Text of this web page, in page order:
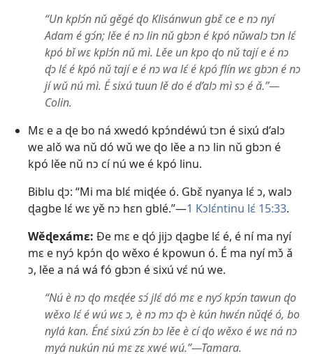
“Un kplɔ́n nǔ gěgé ɖo Klisánwun gbɛ̌ ce e nɔ nyí
Adam é gɔ́n; lěe é nɔ lin nǔ gbɔn é kpó nǔwalɔ tɔn lɛ́
kpó bǐ wɛ kplɔ́n nǔ mì. Lěe un kpo ɖo nǔ tají e é nɔ
ɖɔ lɛ́ é kpó nǔ tají e é nɔ wa lɛ́ é kpó flín wɛ gbɔn é nɔ
jí wǔ nú mì. É sixú tuun lě do é d’alɔ mì sɔ é ǎ.”—
Colin.
Mɛ e a ɖe bo ná xwedó kpɔ́ndéwú tɔn é sixú d’alɔ
we alǒ wa nǔ dó wǔ we ɖo lěe a nɔ lin nǔ gbɔn é
kpó lěe nǔ nɔ cí nú we é kpó linu.
Biblu ɖɔ: “Mi ma blɛ́ miɖée ó. Gbɛ̌ nyanya lɛ́ ɔ, walɔ
ɖagbe lɛ́ wɛ yě nɔ hɛn gblé.”—1 Kɔlɛ́ntinu lɛ́ 15:33.
Wěɖexámɛ: Ðe mɛ e ɖó jijɔ ɖagbe lɛ́ é, é ní ma nyí
mɛ e nyɔ́ kpɔ́n ɖo wěxo é kpowun ó. É ma nyí mɔ̌ ǎ
ɔ, lěe a ná wá fó gbɔn é sixú vɛ́ nú we.
“Nú è nɔ ɖo mɛɖée sɔ́ jlɛ́ dó mɛ e nyɔ́ kpɔ́n tawun ɖo
wěxo lɛ́ é wú wɛ ɔ, è nɔ mɔ ɖɔ è kún hwɛ́n nǔɖé ó, bo
nylá kan. Énɛ́ sixú zɔ́n bɔ lěe è cí ɖo wěxo é wɛ ná nɔ
myá nukún nú mɛ zɛ xwé wú.”—Tamara.